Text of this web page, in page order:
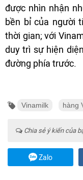
được nhìn nhận
bền bỉ của người
thời gian; với
duy trì sự hiện
đường phía trước.
Vinamilk hàng
Chia sẻ ý kiến của
Zalo